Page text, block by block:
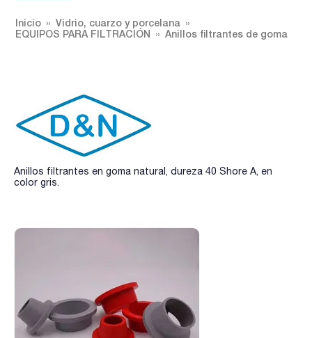
Inicio
Vidrio, cuarzo y porcelana
EQUIPOS PARA FILTRACIÓN
Anillos filtrantes de goma
Anillos filtrantes en goma natural, dureza 40 Shore A, en
color gris.